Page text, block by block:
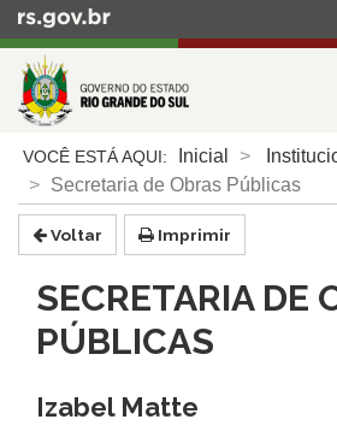
para
conteúdo
para
menu
busca
conteúdo
Inicial
Secretaria de Obras Públicas
Voltar Imprimir
SECRETARIA DE
PÚBLICAS
Izabel Matte